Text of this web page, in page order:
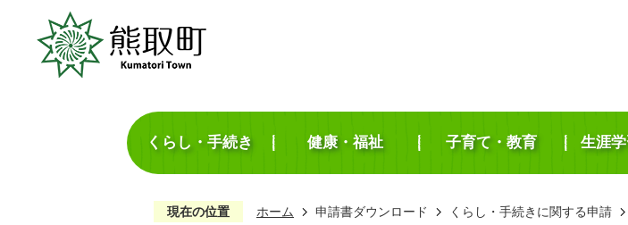
くらし・手続き 健康・福祉 子育て・教育 生涯
現在の位置 ホーム 申請書ダウンロード くらし・手続きに関する申請